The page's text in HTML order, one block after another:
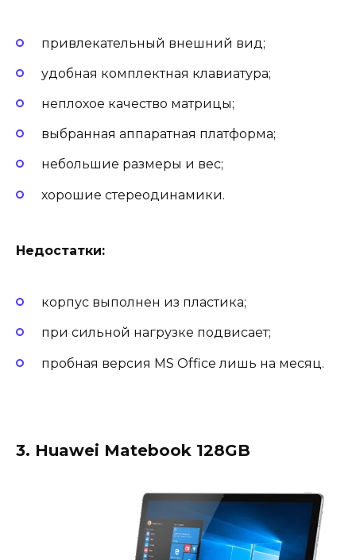
привлекательный внешний вид;
удобная комплектная клавиатура;
неплохое качество матрицы;
выбранная аппаратная платформа;
небольшие размеры и вес;
хорошие стереодинамики.
Недостатки:
корпус выполнен из пластика;
при сильной нагрузке подвисает;
пробная версия MS Office лишь на месяц.
3. Huawei Matebook 128GB